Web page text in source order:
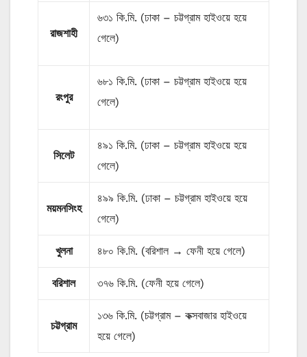
রাজশাহী
৬৩১ কি.মি. (ঢাকা – চট্টগ্রাম হাইওয়ে হয়ে
গেলে)
রংপুর
৬৮১ কি.মি. (ঢাকা – চট্টগ্রাম হাইওয়ে হয়ে
গেলে)
সিলেট
৪৯১ কি.মি. (ঢাকা – চট্টগ্রাম হাইওয়ে হয়ে
গেলে)
ময়মনসিংহ
৪৯৯ কি.মি. (ঢাকা – চট্টগ্রাম হাইওয়ে হয়ে
গেলে)
খুলনা ৪৮০ কি.মি. (বরিশাল → ফেনী হয়ে গেলে)
বরিশাল ৩৭৬ কি.মি. (ফেনী হয়ে গেলে)
চট্টগ্রাম
১৩৬ কি.মি. (চট্টগ্রাম – কক্সবাজার হাইওয়ে
হয়ে গেলে)